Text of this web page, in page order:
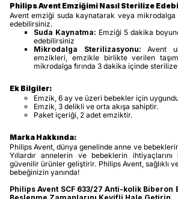
Philips Avent Emziğimi Nasıl Sterilize
Avent emziği suda kaynatarak veya mikrodalga
edebilirsiniz.
Suda Kaynatma: Emziği 5 dakika
edebilirsiniz
Mikrodalga Sterilizasyonu: Avent
emzikleri, emzikle birlikte verilen
mikrodalga fırında 3 dakika içinde
Ek Bilgiler:
Emzik, 6 ay ve üzeri bebekler için
Emzik, 3 delikli ve orta akışa sahiptir.
Paket içeriği, 2 adet emziktir.
Marka Hakkında:
Philips Avent, dünya genelinde anne ve
Yıllardır annelerin ve bebeklerin
güvenilir ürünler geliştirir. Philips Avent, sağlıklı
bebeğinizin yanında!
Philips Avent SCF 633/27 Anti-kolik Biberon